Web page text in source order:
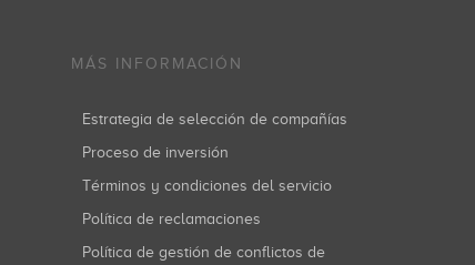
MÁS INFORMACIÓN
Estrategia de selección de compañías
Proceso de inversión
Términos y condiciones del servicio
Política de reclamaciones
Política de gestión de conflictos de